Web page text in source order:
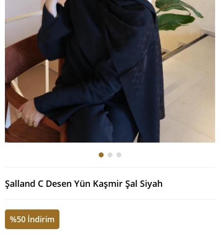
Şalland C Desen Yün Kaşmir Şal Siyah
%50 İndirim